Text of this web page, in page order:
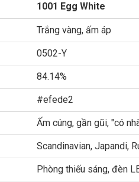
1001 Egg White
Trắng vàng, ấm áp
0502-Y
84.14%
#efede2
Ấm cúng, gần gũi, "có
Scandinavian, Japandi,
Phòng thiếu sáng, đèn